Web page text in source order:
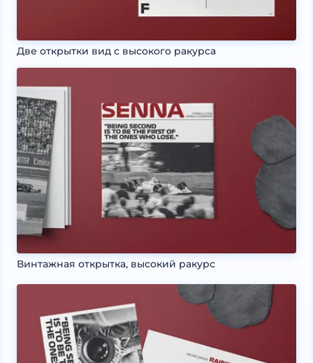
Две открытки вид с высокого ракурса
Винтажная открытка, высокий ракурс